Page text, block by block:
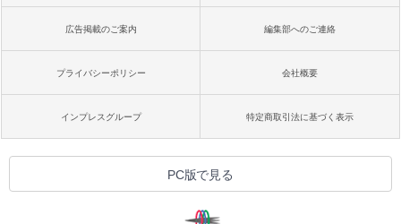
広告掲載のご案内 編集部へのご連絡
プライバシーポリシー 会社概要
インプレスグループ 特定商取引法に基づく表示
PC版で見る